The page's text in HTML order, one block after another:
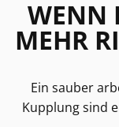
WENN
MEHR
Ein sauber
Kupplung sind